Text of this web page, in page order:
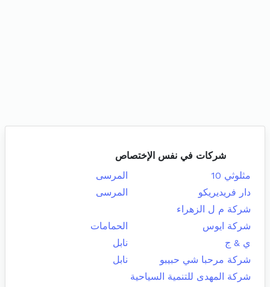
شركات في نفس الإختصاص
مثلوثي 10
المرسى
دار فريديريكو
المرسى
شركة م ل الزهراء
شركة ايوس
الحمامات
ي & ج
نابل
شركة مرحبا شي حبيبو
نابل
شركة المهدى للتنمية السياحية